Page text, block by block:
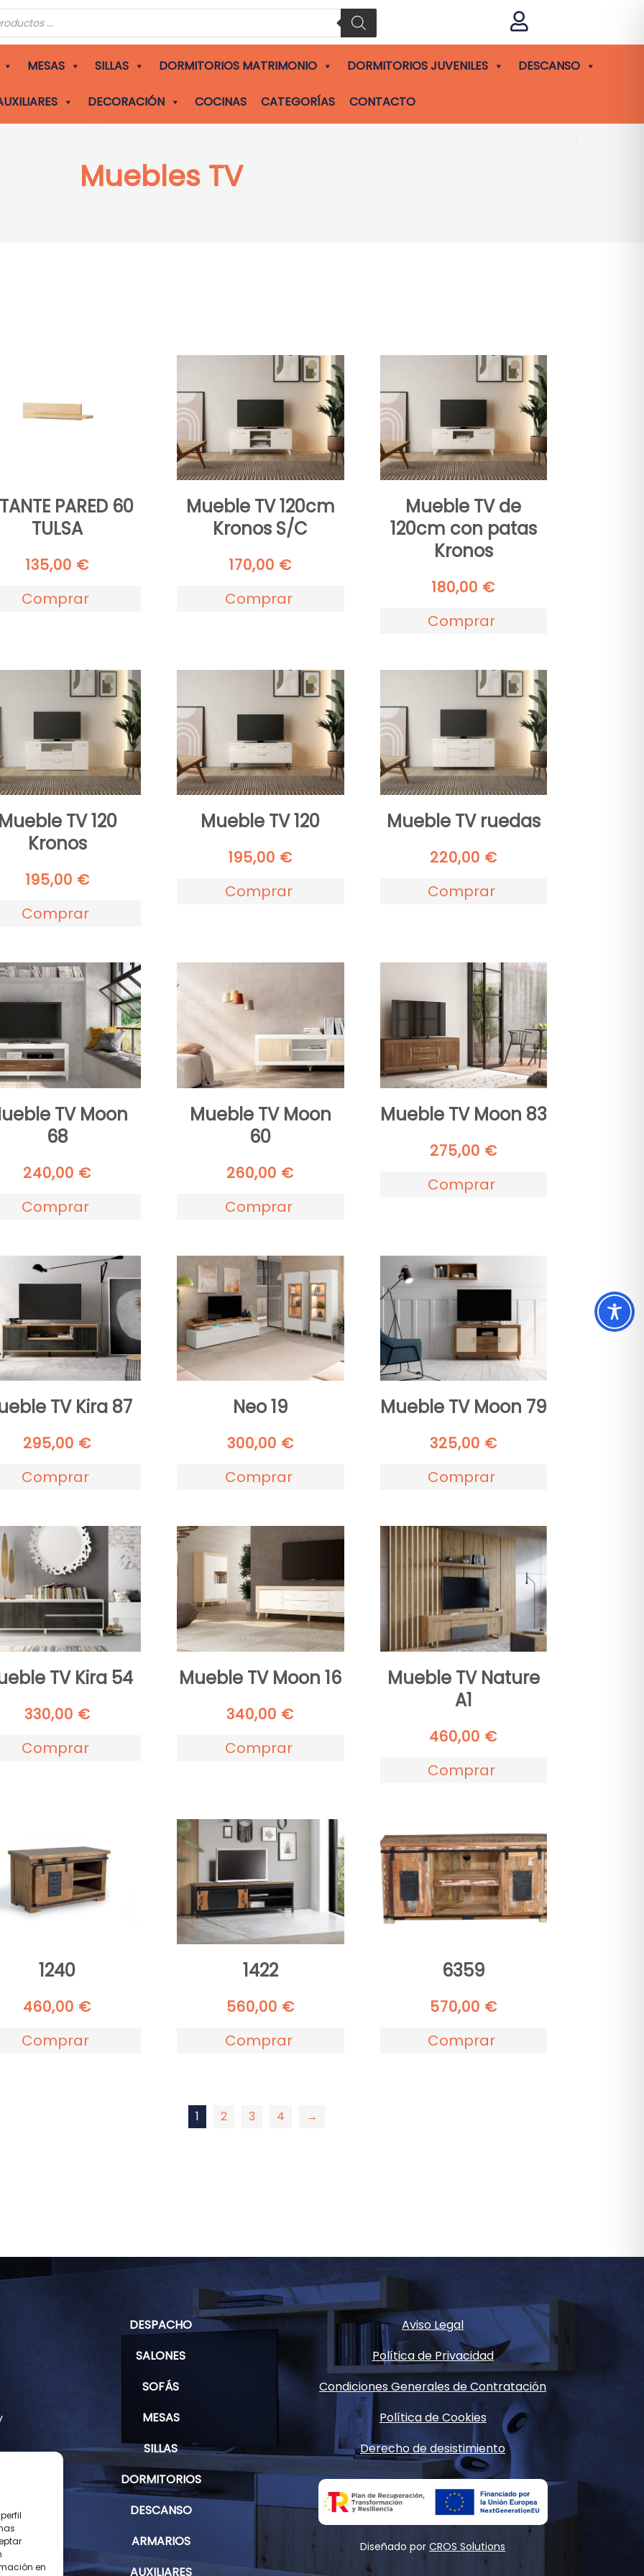
en

MESAS SILLAS DORMITORIOS MATRIMONIO DORMITORIOS JUVENILES DESCANSO
DECORACIÓN COCINAS CATEGORÍAS CONTACTO
Muebles TV
PARED 60
TULSA
135,00 €
Comprar
Mueble TV 120cm
Kronos S/C
170,00 €
Comprar
Mueble TV de
120cm con patas
Kronos
180,00 €
Comprar
TV 120
Kronos
195,00 €
Comprar
Mueble TV 120
195,00 €
Comprar
Mueble TV ruedas
220,00 €
Comprar
TV Moon
68
240,00 €
Comprar
Mueble TV Moon
60
260,00 €
Comprar
Mueble TV Moon 83
275,00 €
Comprar
TV Kira 87
295,00 €
Comprar
Neo 19
300,00 €
Comprar
Mueble TV Moon 79
325,00 €
Comprar
TV Kira 54
330,00 €
Comprar
Mueble TV Moon 16
340,00 €
Comprar
Mueble TV Nature
A1
460,00 €
Comprar
1240
460,00 €
Comprar
1422
560,00 €
Comprar
6359
570,00 €
Comprar
1 2 3 4 →
DESPACHO
SALONES
SOFÁS
MESAS
SILLAS
DORMITORIOS
DESCANSO
ARMARIOS
AUXILIARES
Aviso Legal
Política de Privacidad
Condiciones Generales de Contratación
Política de Cookies
Derecho de desistimiento
Diseñado porCROS Solutions